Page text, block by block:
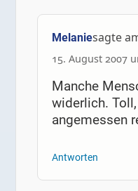
Melaniesagte
15. August 2007
Manche
widerlich.
angemessen
Antworten